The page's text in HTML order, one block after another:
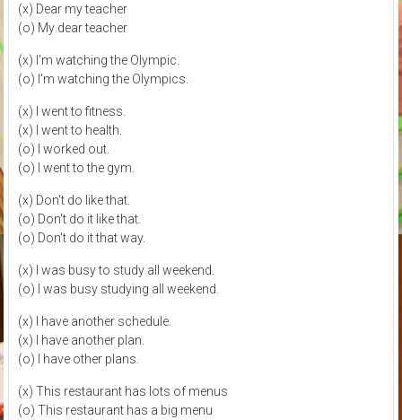
(x) Dear my teacher
(o) My dear teacher
(x) I'm watching the Olympic.
(o) I'm watching the Olympics.
(x) I went to fitness.
(x) I went to health.
(o) I worked out.
(o) I went to the gym.
(x) Don't do like that.
(o) Don't do it like that.
(o) Don't do it that way.
(x) I was busy to study all weekend.
(o) I was busy studying all weekend.
(x) I have another schedule.
(x) I have another plan.
(o) I have other plans.
(x) This restaurant has lots of menus
(o) This restaurant has a big menu